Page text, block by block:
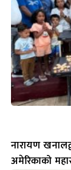
नारायण
अमेरिकाको